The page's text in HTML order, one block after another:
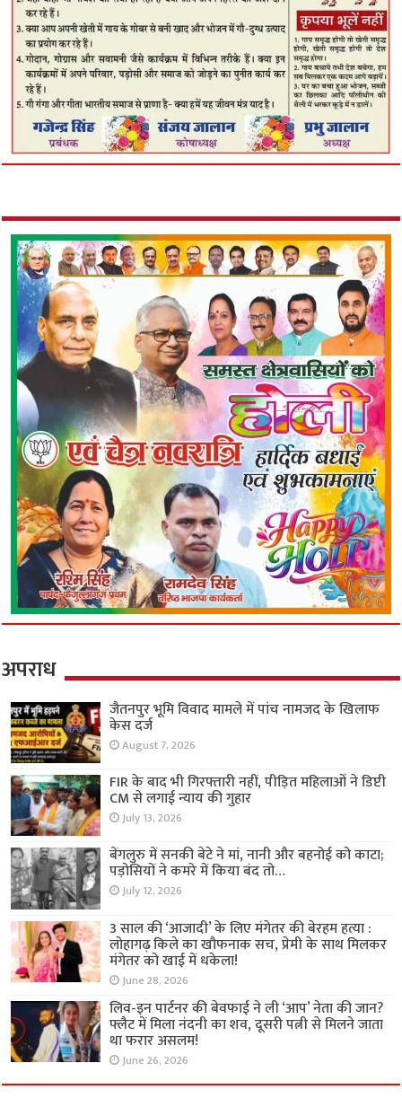
अपराध
जैतनपुर भूमि विवाद मामले में पांच नामजद के खिलाफ
केस दर्ज
August 7, 2026
FIR के बाद भी गिरफ्तारी नहीं, पीड़ित महिलाओं ने डिप्टी
CM से लगाई न्याय की गुहार
July 13, 2026
बेंगलुरु में सनकी बेटे ने मां, नानी और बहनोई को काटा;
पड़ोसियों ने कमरे में किया बंद तो…
July 12, 2026
3 साल की ‘आजादी’ के लिए मंगेतर की बेरहम हत्या :
लोहागढ़ किले का खौफनाक सच, प्रेमी के साथ मिलकर
मंगेतर को खाई में धकेला!
June 28, 2026
लिव-इन पार्टनर की बेवफाई ने ली ‘आप’ नेता की जान?
फ्लैट में मिला नंदनी का शव, दूसरी पत्नी से मिलने जाता
था फरार असलम!
June 26, 2026